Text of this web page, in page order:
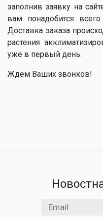
заполнив заявку на
вам понадобится
Доставка заказа
растения
уже в первый день.
Ждем Ваших звонков!
Email адрес